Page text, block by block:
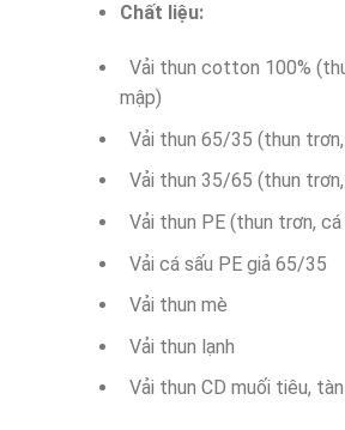
Chất liệu:
Vải thun cotton 100%
mập)
Vải thun 65/35 (thun
Vải thun 35/65 (thun
Vải thun PE (thun trơn,
Vải cá sấu PE giả 65/35
Vải thun mè
Vải thun lạnh
Vải thun CD muối tiêu,